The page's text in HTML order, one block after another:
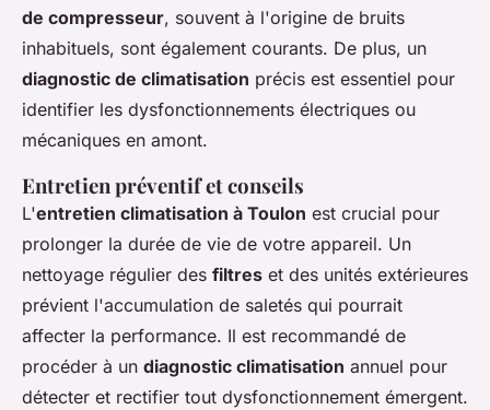
de compresseur, souvent à l'origine de bruits
inhabituels, sont également courants. De plus, un
diagnostic de climatisation précis est essentiel pour
identifier les dysfonctionnements électriques ou
mécaniques en amont.
Entretien préventif et conseils
L'entretien climatisation à Toulon est crucial pour
prolonger la durée de vie de votre appareil. Un
nettoyage régulier des filtres et des unités extérieures
prévient l'accumulation de saletés qui pourrait
affecter la performance. Il est recommandé de
procéder à un diagnostic climatisation annuel pour
détecter et rectifier tout dysfonctionnement émergent.